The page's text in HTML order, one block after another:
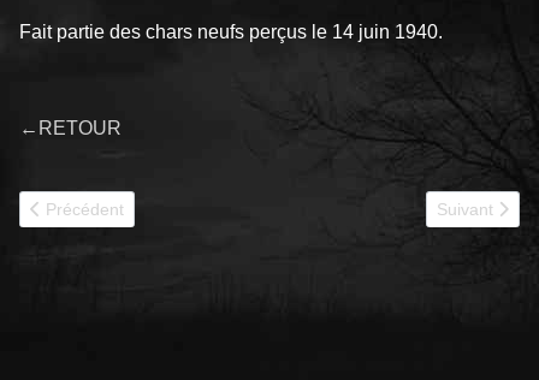
Fait partie des chars neufs perçus le 14 juin 1940.
←RETOUR
Article précédent : 441 GENERAL MONHOVEN
Précédent Article
Suivant